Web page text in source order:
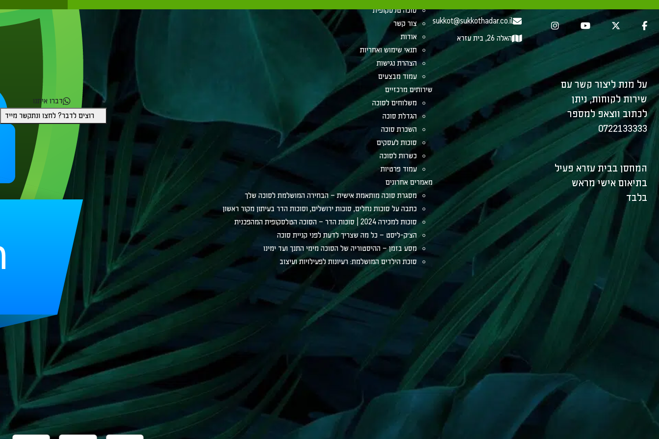
על מנת ליצור קשר עם
שירות לקוחות, ניתן
לכתוב ווצאפ למספר
0722133333
המחסן בבית עזרא פעיל
בתיאום אישי מראש
בלבד
sukkot@sukkothadar.co.il
האלה 26, בית עזרא
סוכה טלסקופית
צור קשר
אודות
תנאי שימוש ואחריות
הצהרת נגישות
עמוד מבצעים
שירותים מרכזיים
משלוחים לסוכה
הגדלת סוכה
השכרת סוכה
סוכות לעסקים
כשרות לסוכה
עמוד פרטיות
מאמרים אחרונים
מסגרת סוכה מותאמת אישית – הבחירה המושלמת לסוכה שלך
כתבה על סוכות נחלים, סוכות ירושלים, וסוכות הדר בעיתון מקור ראשון
סוכות למכירה 2024 | סוכות הדר – הסוכה הטלסקופית המהפכנית
הצ׳ק-ליסט – כל מה שצריך לדעת לפני קניית סוכה
מסע בזמן – ההיסטוריה של הסוכה מימי התנך ועד ימינו
סוכת הילדים המושלמת: רעיונות לפעילויות ועיצוב
דברו איתנו
רוצים לדבר? לחצו ונתקשר מייד